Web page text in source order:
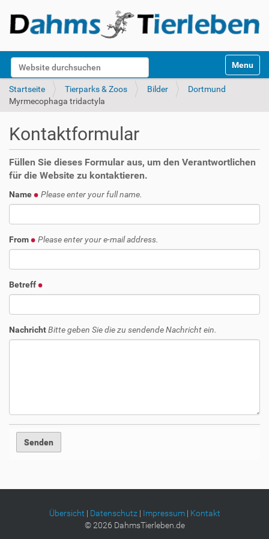
Website durchsuchen
k
Toggle
Startseite Tierparks & Zoos Bilder
Dortmund
Myrmecophaga tridactyla
Kontaktformular
Füllen Sie dieses Formular aus, um den Verantwortlichen
für die Website zu kontaktieren.
Name Please enter your full name.
From Please enter your e-mail address.
Betreff
NachrichtBitte geben Sie die zu sendende Nachricht ein.
Übersicht | Datenschutz| Impressum| Kontakt
©2026 DahmsTierleben.de